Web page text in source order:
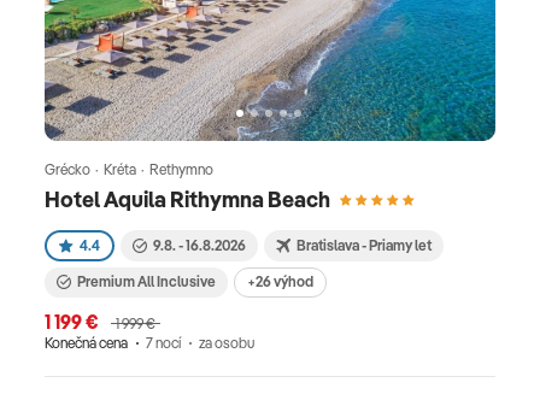
Hotel Aquila Rithymna Beach
Grécko · Kréta · Rethymno
4.4 9.8. - 16.8.2026 Bratislava - Priamy let
Premium All Inclusive +26 výhod
1 199 €
1 999 €
Konečná cena
7 nocí za osobu